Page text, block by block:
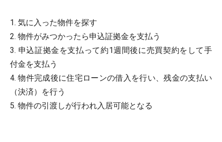
1. 気に入った物件を探す
2. 物件がみつかったら申込証拠金を支払う
3. 申込証拠金を支払って約1週間後に売買契約をして手
付金を支払う
4. 物件完成後に住宅ローンの借入を行い、残金の支払い
（決済）を行う
5. 物件の引渡しが行われ入居可能となる